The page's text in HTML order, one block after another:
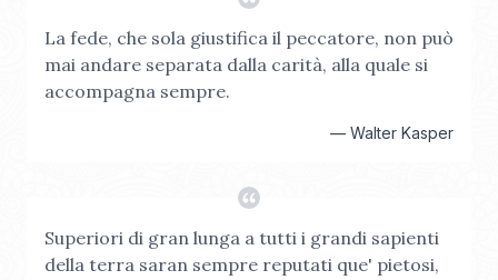
La fede, che sola giustifica il peccatore, non può
mai andare separata dalla carità, alla quale si
accompagna sempre.
— Walter Kasper
Superiori di gran lunga a tutti i grandi sapienti
della terra saran sempre reputati que' pietosi,